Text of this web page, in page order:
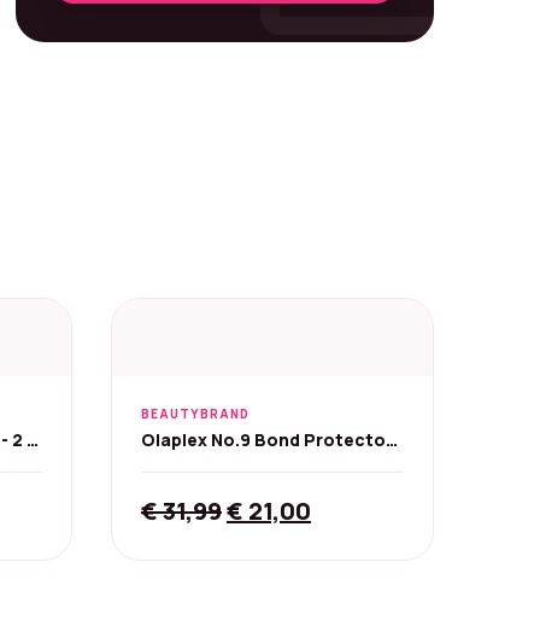
2 x
BEAUTYBRAND
Olaplex No.9 Bond Protector
€31,99Original
€ 21,00